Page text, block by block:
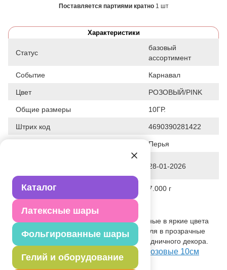
Каталог
Латексные шары
Фольгированные шары
Гелий и оборудование
Поставляется партиями кратно 1 шт
Характеристики
Статус
базовый
ассортимент
Событие Карнавал
Цвет РОЗОВЫЙ/PINK
Общие размеры 10ГР.
Штрих код 4690390281422
Перья
28-01-2026
Вес 7.000 г
Описание товара
Натуральные пушистые перья окрашенные в яркие цвета
отлично подойдут в качестве наполнителя в прозрачные
шары или оформления подарков и праздничного декора.
Посмотреть Перья декоративн ярко-розовые 10см
30штG на Портале оптовых закупок